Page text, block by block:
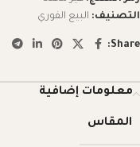
التصنيف: البيع الفوري
Share:
معلومات إضافية
المقاس